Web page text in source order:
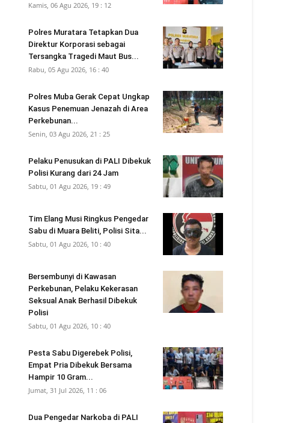
Kamis, 06 Agu 2026, 19 : 12
Polres Muratara Tetapkan Dua
Direktur Korporasi sebagai
Tersangka Tragedi Maut Bus...
Rabu, 05 Agu 2026, 16 : 40
Polres Muba Gerak Cepat Ungkap
Kasus Penemuan Jenazah di Area
Perkebunan...
Senin, 03 Agu 2026, 21 : 25
Pelaku Penusukan di PALI Dibekuk
Polisi Kurang dari 24 Jam
Sabtu, 01 Agu 2026, 19 : 49
Tim Elang Musi Ringkus Pengedar
Sabu di Muara Beliti, Polisi Sita...
Sabtu, 01 Agu 2026, 10 : 40
Bersembunyi di Kawasan
Perkebunan, Pelaku Kekerasan
Seksual Anak Berhasil Dibekuk
Polisi
Sabtu, 01 Agu 2026, 10 : 40
Pesta Sabu Digerebek Polisi,
Empat Pria Dibekuk Bersama
Hampir 10 Gram...
Jumat, 31 Jul 2026, 11 : 06
Dua Pengedar Narkoba di PALI